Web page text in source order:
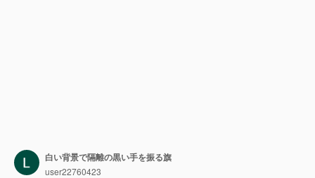
白い背景で隔離の黒い手を振る旗
user22760423